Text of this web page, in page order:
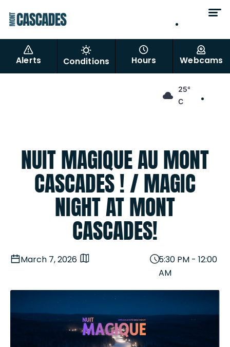
25°
C
EN
Alerts Conditions Hours Webcams
NUIT MAGIQUE AU MONT
CASCADES ! / MAGIC
NIGHT AT MONT
CASCADES!
March 7, 2026 5:30 PM - 12:00
AM